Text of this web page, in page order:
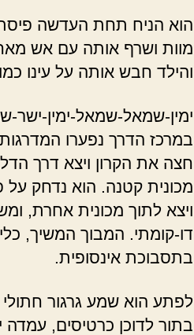
הוא הניח תחת העדשה
מוות ושרף אותה עם אש
והילד חבש אותה על עינו
ימין-שמאל-שמאל-ימין-
במרכז הדרך נפערו
חצה את הקרון ויצא דרך
מכונית קטנה. הוא נדחק
ויצא לתוך מכונית אחרת,
דו-קומתי. המבוך המשיך,
בתסבוכת אינסופית.
לפתע הוא שמע גרגור
בתור לדוכן כרטיסים,